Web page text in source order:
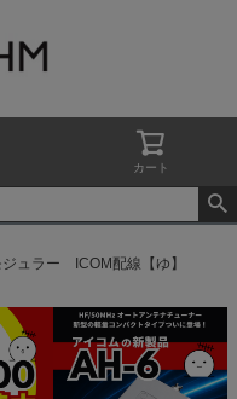
カート
ュラー ICOM配線【ゆ】